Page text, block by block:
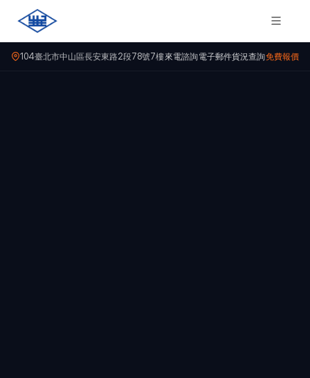
104臺北市中山區長安東路2段78號7樓來電諮詢電子郵件貨況查詢免費報價